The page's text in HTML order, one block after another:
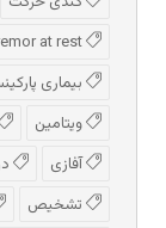
بیماری
ویتامین
آفازی
تشخیص